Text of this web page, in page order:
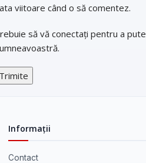
viitoare când o să comentez.
să vă conectați pentru a
Informații
Contact